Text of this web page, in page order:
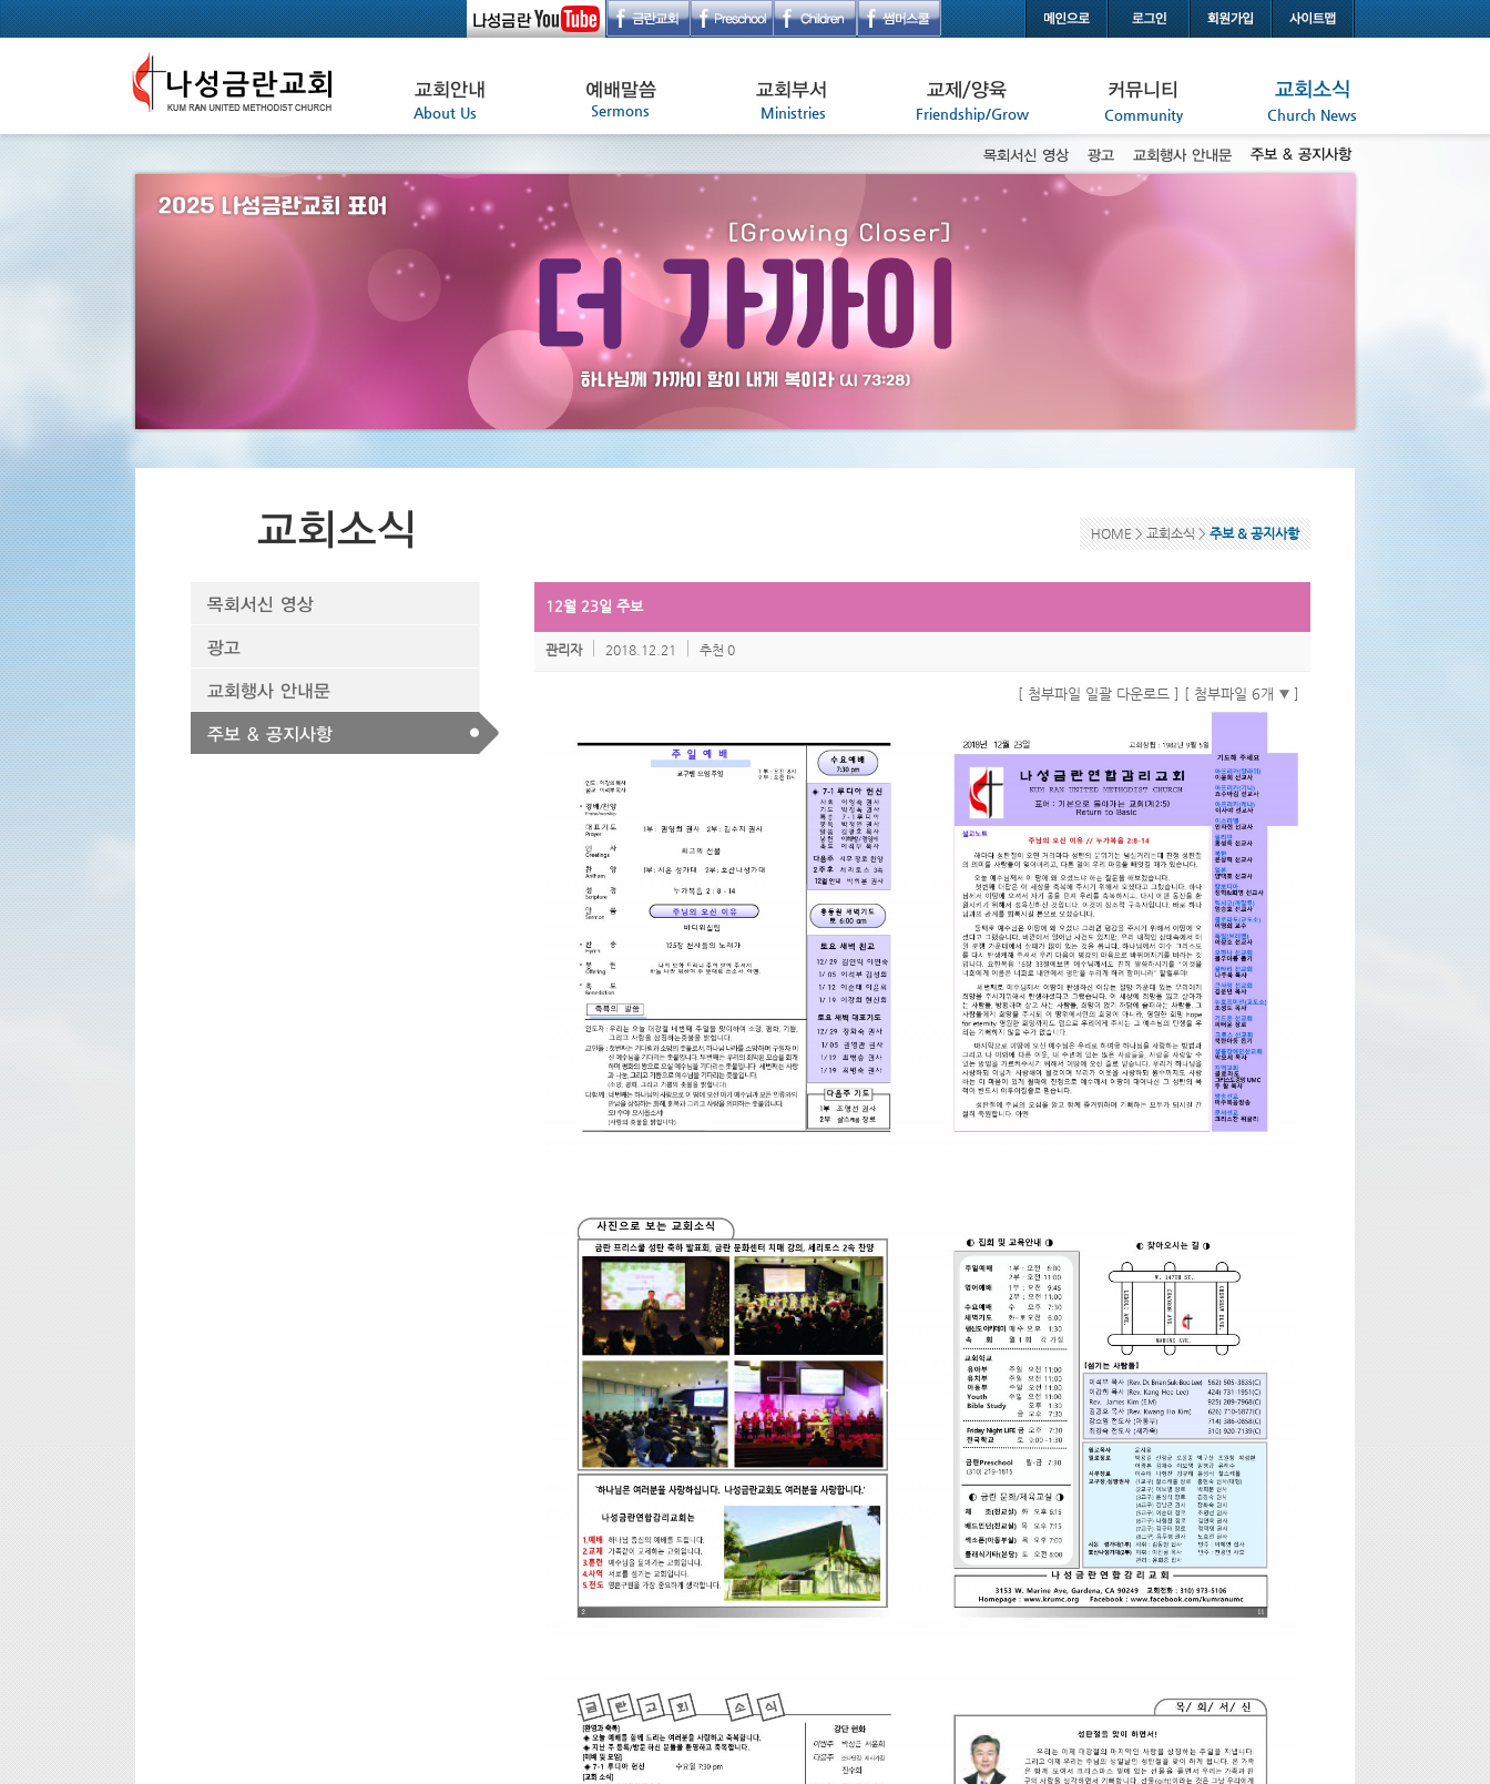
HOME >교회소식>주보 & 공지사항
12월 23일 주보
관리자 2018.12.21 추천 0
[ 첨부파일 일괄 다운로드 ] [ 첨부파일 6개 ]